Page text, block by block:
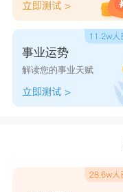
宥罡
宥孜
宥元
宥营
宥圻 宥学
宥领
事业运势
解读您的事业天赋